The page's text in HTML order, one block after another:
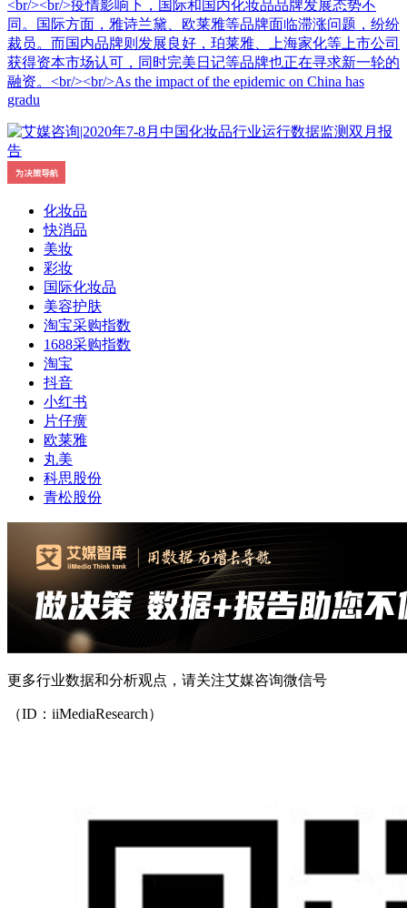
<br/><br/>疫情影响下，国际和国内化妆品品牌发展态势不
同。国际方面，雅诗兰黛、欧莱雅等品牌面临滞涨问题，纷纷
裁员。而国内品牌则发展良好，珀莱雅、上海家化等上市公司
获得资本市场认可，同时完美日记等品牌也正在寻求新一轮的
融资。<br/><br/>As the impact of the epidemic on China has
gradu
化妆品
快消品
美妆
彩妆
国际化妆品
美容护肤
淘宝采购指数
1688采购指数
淘宝
抖音
小红书
片仔癀
欧莱雅
丸美
科思股份
青松股份
更多行业数据和分析观点，请关注艾媒咨询微信号
（ID：iiMediaResearch）